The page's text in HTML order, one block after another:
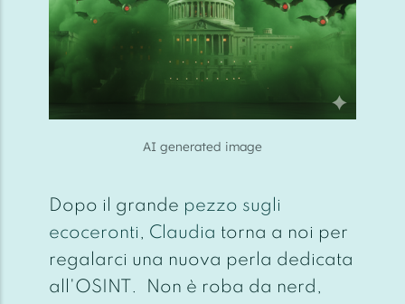
AI generated image
Dopo il grande pezzo sugli
ecoceronti , Claudia torna a noi per
regalarci una nuova perla dedicata
all'OSINT. Non è roba da nerd,